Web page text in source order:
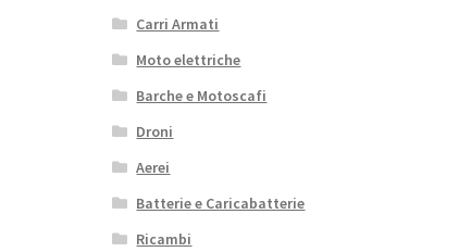
Carri Armati
Moto elettriche
Barche e Motoscafi
Droni
Aerei
Batterie e Caricabatterie
Ricambi